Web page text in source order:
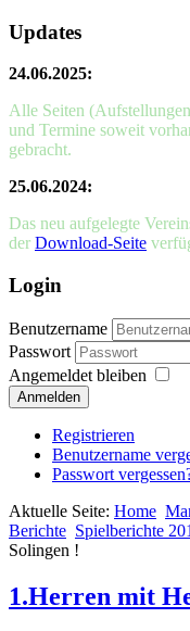
Updates
24.06.2025:
Alle Seiten
und Termine soweit
gebracht.
25.06.2024:
Das neu aufgelegte
der Download-Seite
Login
Benutzername
Passwort
Angemeldet bleiben
Anmelden
Registrieren
Benutzername
Passwort
Aktuelle Seite: Home
Berichte Spielberichte
Solingen !
1.Herren mit